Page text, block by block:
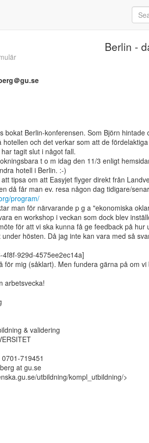
Berlin -
＠gu.se
bokat Berlin-konferensen. Som Björn hintade
hotellen och det verkar som att de
tagit slut i något fall.
t o m idag den 11/3 enligt
hotell i Berlin. :-)
tipsa om att Easyjet flyger direkt från
program/
man för närvarande p g a "ekonomiska
en workshop i veckan som dock blev
för att vi ska kunna få ge feedback på hur
under hösten. Då jag inte kan vara med så
4f8f-929d-4575ee2ec14a]
för mig (såklart). Men fundera gärna på om
arbetsvecka!
& validering
719451
at gu.se
utbildning/kompl_utbildning/>